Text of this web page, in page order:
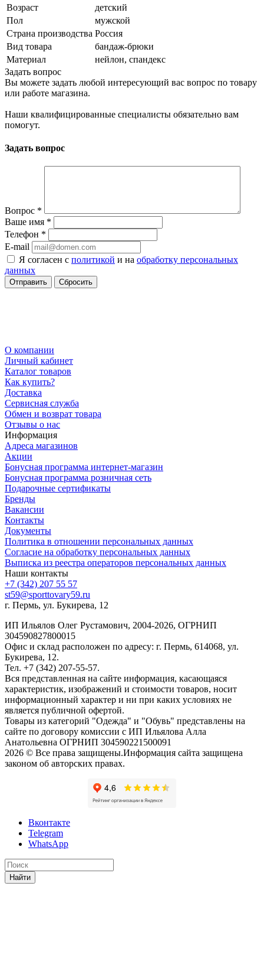
Возраст
детский
Пол
мужской
Страна производства Россия
Вид товара
бандаж-брюки
Материал
нейлон, спандекс
Задать вопрос
Вы можете задать любой интересующий вас вопрос по товару
или работе магазина.
Наши квалифицированные специалисты обязательно вам
помогут.
Задать вопрос
Вопрос *
Ваше имя *
Телефон *
E-mail
Я согласен с политикой и на обработку персональных
данных
Сбросить
О компании
Личный кабинет
Каталог товаров
Как купить?
Доставка
Сервисная служба
Обмен и возврат товара
Отзывы о нас
Информация
Адреса магазинов
Акции
Бонусная программа интернет-магазин
Бонусная программа розничная сеть
Подарочные сертификаты
Бренды
Вакансии
Контакты
Документы
Политика в отношении персональных данных
Согласие на обработку персональных данных
Выписка из реестра операторов персональных данных
Наши контакты
+7 (342) 207 55 57
st59@sporttovary59.ru
г. Пермь, ул. Букирева, 12
ИП Ильялов Олег Рустамович, 2004-2026, ОГРНИП
304590827800015
Офис и склад расположен по адресу: г. Пермь, 614068, ул.
Букирева, 12.
Тел. +7 (342) 207-55-57.
Вся представленная на сайте информация, касающаяся
характеристик, изображений и стоимости товаров, носит
информационный характер и ни при каких условиях не
является публичной офертой.
Товары из категорий "Одежда" и "Обувь" представлены на
сайте по договору комиссии с ИП Ильялова Алла
Анатольевна ОГРНИП 304590221500091
2026 © Все права защищены.Информация сайта защищена
законом об авторских правах.
Вконтакте
Telegram
WhatsApp
Найти